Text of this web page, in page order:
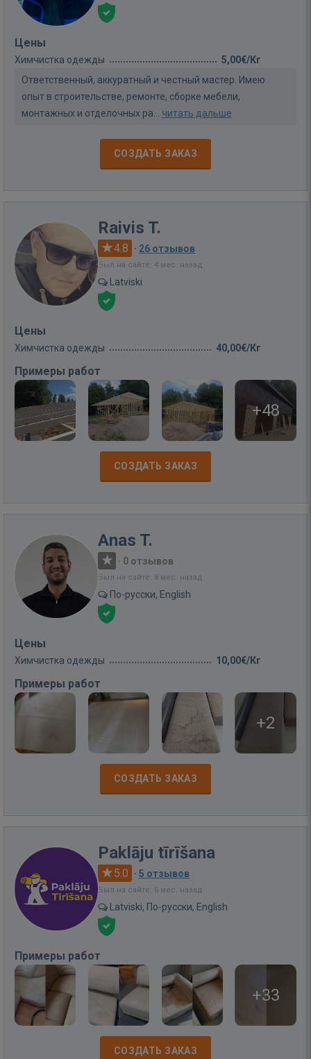
Цены
Химчистка одежды
5,00€/Кг
Ответственный, аккуратный и честный мастер. Имею
опыт в строительстве, ремонте, сборке мебели,
монтажных и отделочных ра... читать дальше
СОЗДАТЬ ЗАКАЗ
Raivis T.
4.8 · 26 отзывов
Был на сайте: 4 мес. назад
Latviski
Цены
Химчистка одежды 40,00€/Кг
Примеры работ
+48
СОЗДАТЬ ЗАКАЗ
Anas T.
· 0 отзывов
Был на сайте: 8 мес. назад
По-русски, English
Цены
Химчистка одежды 10,00€/Кг
Примеры работ
+2
СОЗДАТЬ ЗАКАЗ
Paklāju tīrīšana
5.0 · 5 отзывов
Был на сайте: 6 мес. назад
Latviski, По-русски, English
Примеры работ
+33
СОЗДАТЬ ЗАКАЗ